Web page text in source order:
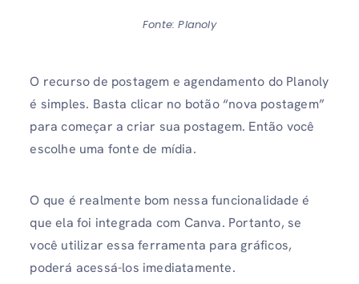
Fonte: Planoly
O recurso de postagem e agendamento do Planoly
é simples. Basta clicar no botão “nova postagem”
para começar a criar sua postagem. Então você
escolhe uma fonte de mídia.
O que é realmente bom nessa funcionalidade é
que ela foi integrada com Canva. Portanto, se
você utilizar essa ferramenta para gráficos,
poderá acessá-los imediatamente.